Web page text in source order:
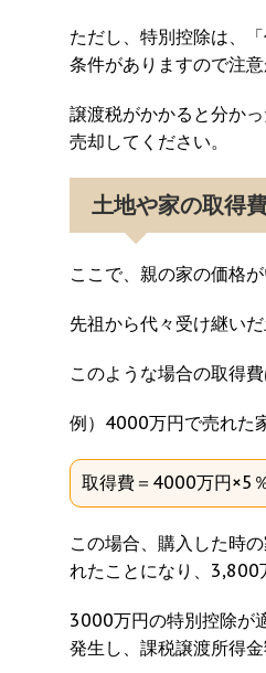
ただし、特別控除は、
条件がありますので注意
譲渡税がかかると分か
売却してください。
土地や家の取得
ここで、親の家の価格
先祖から代々受け継い
このような場合の取得
例）4000万円で売れた
取得費＝4000万円×5
この場合、購入した時
れたことになり、3,800
3000万円の特別控除が
発生し、課税譲渡所得